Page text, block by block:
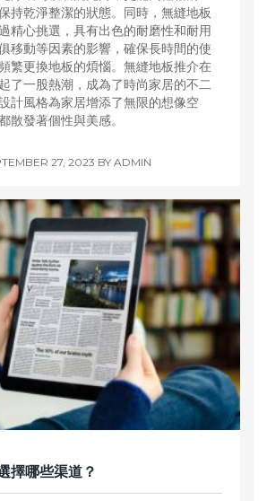
持乾淨整潔的狀態。同時，無縫地板
精心挑選，具有出色的耐磨性和耐用
移動等因素的影響，確保長時間的使
繁更換地板的煩惱。無縫地板推介在
了一股熱潮，成為了時尚家居的不二
計風格為家居增添了無限的想像空
散發著個性與美感。
27, 2023 BY ADMIN
擇哪些渠道？